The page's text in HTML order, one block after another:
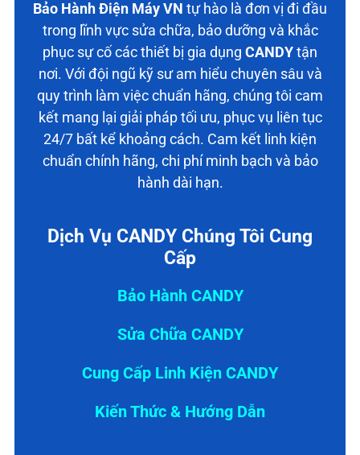
Bảo Hành Điện Máy VN tự hào là đơn vị đi đầu
trong lĩnh vực sửa chữa, bảo dưỡng và khắc
phục sự cố các thiết bị gia dụng CANDYtận
nơi. Với đội ngũ kỹ sư am hiểu chuyên sâu và
quy trình làm việc chuẩn hãng, chúng tôi cam
kết mang lại giải pháp tối ưu, phục vụ liên tục
24/7 bất kể khoảng cách. Cam kết linh kiện
chuẩn chính hãng, chi phí minh bạch và bảo
hành dài hạn.
Dịch Vụ CANDY Chúng Tôi Cung
Cấp
Bảo Hành CANDY
Sửa Chữa CANDY
Cung Cấp Linh Kiện CANDY
Kiến Thức & Hướng Dẫn